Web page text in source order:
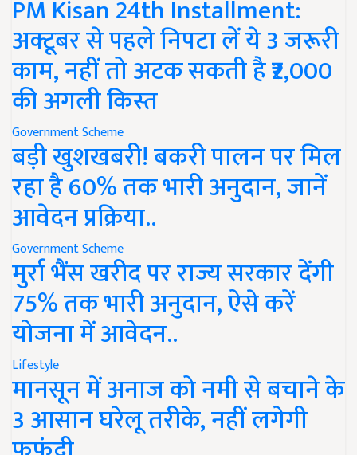
PM Kisan 24th Installment:
अक्टूबर से पहले निपटा लें ये 3 जरूरी
काम, नहीं तो अटक सकती है ₹2,000
की अगली किस्त
Government Scheme
बड़ी खुशखबरी! बकरी पालन पर मिल
रहा है 60% तक भारी अनुदान, जानें
आवेदन प्रक्रिया..
Government Scheme
मुर्रा भैंस खरीद पर राज्य सरकार देंगी
75% तक भारी अनुदान, ऐसे करें
योजना में आवेदन..
Lifestyle
मानसून में अनाज को नमी से बचाने के
3 आसान घरेलू तरीके, नहीं लगेगी